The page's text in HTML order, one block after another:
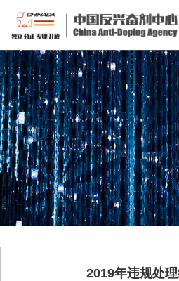
2019年违规处